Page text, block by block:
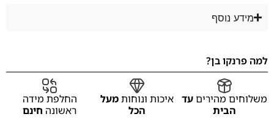
מידע נוסף
למה פרנקו בן?
משלוחים מהיריםעד
הבית
איכות ונוחותמעל
הכל
החלפת מידה
ראשונה חינם